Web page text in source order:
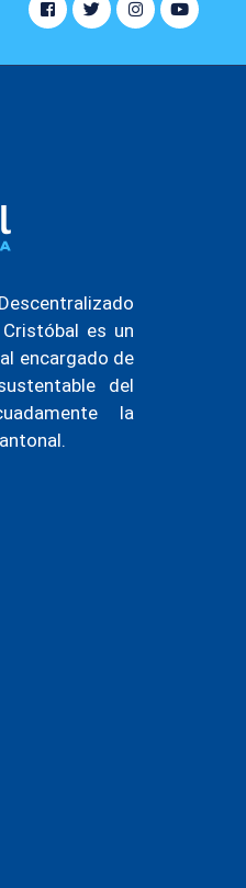
es un
encargado de
del
la